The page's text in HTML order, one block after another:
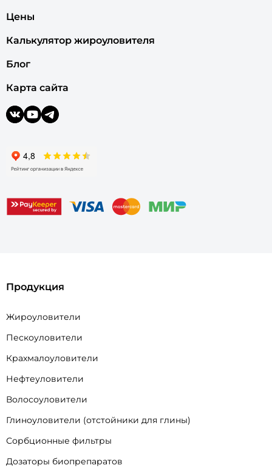
Цены
Калькулятор жироуловителя
Блог
Карта сайта
Продукция
Жироуловители
Пескоуловители
Крахмалоуловители
Нефтеуловители
Волосоуловители
Глиноуловители (отстойники для глины)
Сорбционные фильтры
Дозаторы биопрепаратов